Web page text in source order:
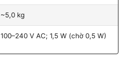
~5,0 kg
100–240 V AC; 1,5 W (chờ 0,5 W)